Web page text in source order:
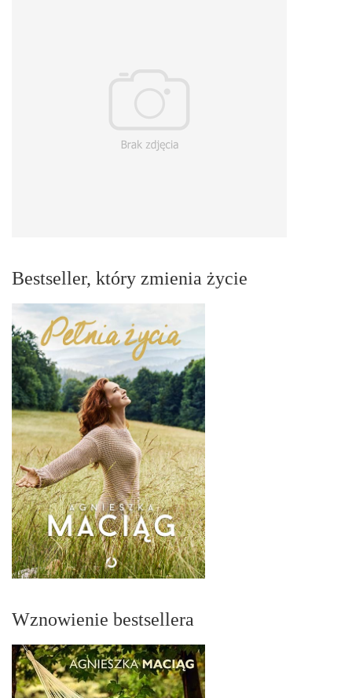
Bestseller, który zmienia życie
Wznowienie bestsellera